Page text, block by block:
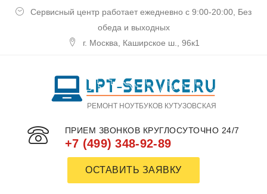
Сервисный центр работает ежедневно с 9:00-20:00, Без
обеда и выходных
г. Москва, Каширское ш., 96к1
РЕМОНТ НОУТБУКОВ КУТУЗОВСКАЯ
ПРИЕМ ЗВОНКОВ КРУГЛОСУТОЧНО 24/7
+7 (499) 348-92-89
ОСТАВИТЬ ЗАЯВКУ